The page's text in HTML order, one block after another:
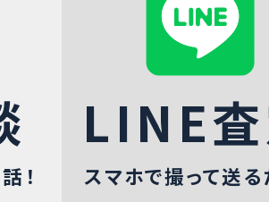
！
LINE
スマホで撮って送る